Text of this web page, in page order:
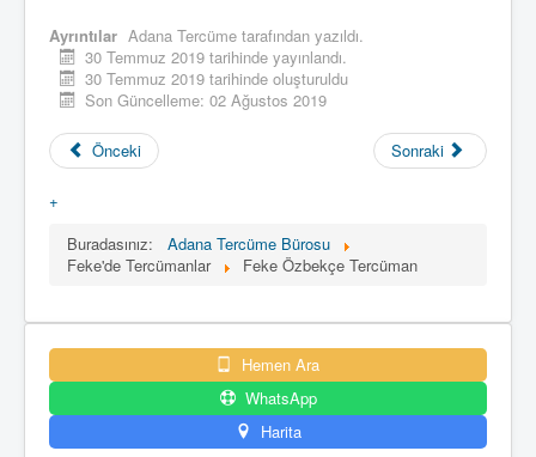
Ayrıntılar Adana Tercüme tarafından yazıldı.
30 Temmuz 2019 tarihinde yayınlandı.
30 Temmuz 2019 tarihinde oluşturuldu
Son Güncelleme: 02 Ağustos 2019
Önceki Sonraki
+
Buradasınız:
Adana Tercüme Bürosu
Feke'de Tercümanlar
Feke Özbekçe Tercüman
Hemen Ara
WhatsApp
Harita